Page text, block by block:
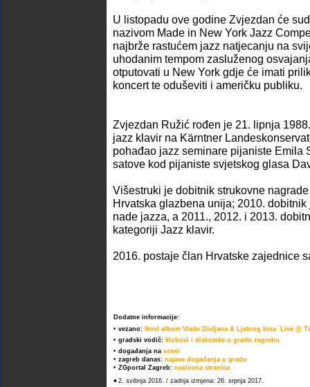
U listopadu ove godine Zvjezdan će
nazivom Made in New York Jazz
najbrže rastućem jazz natjecanju na
uhodanim tempom zasluženog
otputovati u New York gdje će imati
koncert te oduševiti i američku publiku.
Zvjezdan Ružić rođen je 21. lipnja
jazz klavir na Kärntner
pohađao jazz seminare pijaniste Emila
satove kod pijaniste svjetskog glasa
Višestruki je dobitnik strukovne
Hrvatska glazbena unija; 2010.
nade jazza, a 2011., 2012. i 2013.
kategoriji Jazz klavir.
2016. postaje član Hrvatske zajednice
Dodatne informacije:
• vezano: Novi album Vlade Divljana & Ljetnog kina `Live @
• gradski vodič: klubovi i diskoteke u gradu zagrebu
• događanja na sceni
• zagreb danas: najave događanja u gradu
• ZGportal Zagreb: naslovna stranica
• 2. svibnja 2016. / zadnja izmjena: 26. srpnja 2017.